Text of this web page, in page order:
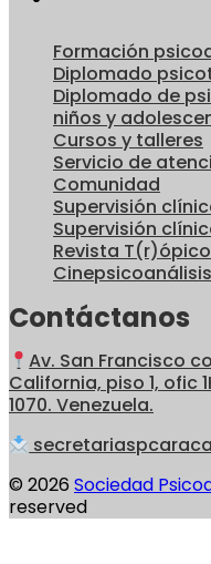
Formación
Diplomado
Diplomado de
niños y
Cursos y talleres
Servicio de
Comunidad
Supervisión
Supervisión
Revista
Cinepsicoanálisis
Contáctanos
Av. San Francisco
California, piso 1, ofic
1070. Venezuela.
© 2026 Sociedad
reserved